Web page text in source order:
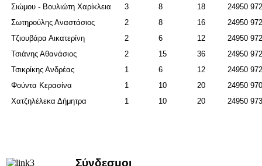
Σιώμου - Βουλιώτη Χαρίκλεια
3 8 18
24950
Σωτηρούλης Αναστάσιος
2 8 16
24950
Τζιουβάρα Αικατερίνη
2 6 12
24950
Τσιάνης Αθανάσιος
2 15 36
24950
Τσικρίκης Ανδρέας
1 6 12
24950
Φούντα Κερασίνα
1 10 20
24950
Χατζηλέλεκα Δήμητρα
1 10 20 24950
Σύνδεσμοι